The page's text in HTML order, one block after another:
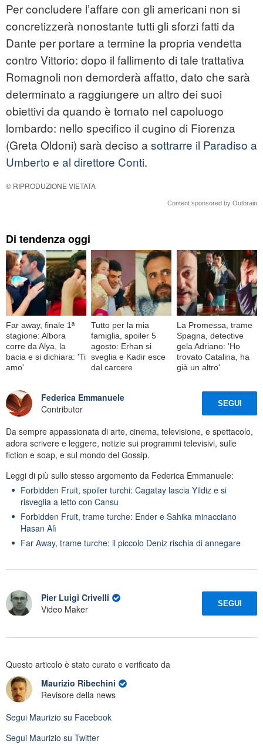
Per concludere l’affare con gli americani non si
concretizzerà nonostante tutti gli sforzi fatti da
Dante per portare a termine la propria vendetta
contro Vittorio: dopo il fallimento di tale trattativa
Romagnoli non demorderà affatto, dato che sarà
determinato a raggiungere un altro dei suoi
obiettivi da quando è tornato nel capoluogo
lombardo: nello specifico il cugino di Fiorenza
(Greta Oldoni) sarà deciso a sottrarre il Paradiso a
Umberto e al direttore Conti.
© RIPRODUZIONE VIETATA
Content sponsored by Outbrain
Di tendenza oggi
Far away, finale 1ª
stagione: Albora
corre da Alya, la
bacia e si dichiara: 'Ti
amo'
Tutto per la mia
famiglia, spoiler 5
agosto: Erhan si
sveglia e Kadir esce
dal carcere
La Promessa, trame
Spagna, detective
gela Adriano: 'Ho
trovato Catalina, ha
già un altro'
Federica Emmanuele
Contributor
SEGUI
Da sempre appassionata di arte, cinema, televisione, e spettacolo,
adora scrivere e leggere, notizie sui programmi televisivi, sulle
fiction e soap, e sul mondo del Gossip.
Leggi di più sullo stesso argomento da Federica Emmanuele:
Forbidden Fruit, spoiler turchi: Cagatay lascia Yildiz e si
risveglia a letto con Cansu
Forbidden Fruit, trame turche: Ender e Sahika minacciano
Hasan Alì
Far Away, trame turche: il piccolo Deniz rischia di annegare
Pier Luigi Crivelli
Video Maker
SEGUI
Questo articolo è stato curato e verificato da
Maurizio Ribechini
Revisore della news
Segui Maurizio su Facebook
Segui Maurizio su Twitter